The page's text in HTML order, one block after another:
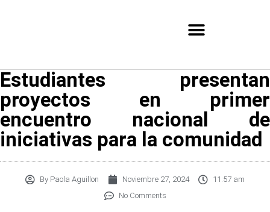
Estudiantes presentan
proyectos en primer
encuentro nacional de
iniciativas para la comunidad
By Paola Aguillon Noviembre 27, 2024
11:57 am
No Comments